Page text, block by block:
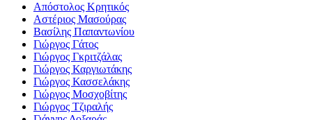
Απόστολος Κρητικός
Αστέριος Μασούρας
Βασίλης Παπαντωνίου
Γιώργος Γάτος
Γιώργος Γκριτζάλας
Γιώργος Καργιωτάκης
Γιώργος Κασσελάκης
Γιώργος Μοσχοβίτης
Γιώργος Τζιραλής